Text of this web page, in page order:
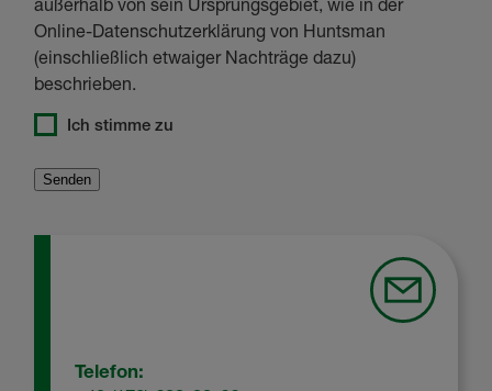
Online-Datenschutzerklärung von Huntsman
(einschließlich etwaiger Nachträge dazu)
beschrieben.
Ich stimme zu
Telefon: